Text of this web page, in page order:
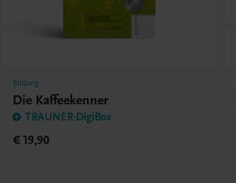
Bildung
Die Kaffeekenner
TRAUNER-DigiBox
€ 19,90